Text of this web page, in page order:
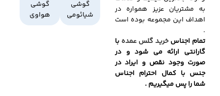
به مشتریان عزیز همواره در
اهداف این مجموعه بوده است
.
تمام اجناسخرید گلس عمده با
گارانتی ارائه می شود و در
صورت وجود نقص و ایراد در
جنس با کمال احترام اجناس
شما را پس میگیریم .
گوشی
شیائومی
گوشی
هواوی